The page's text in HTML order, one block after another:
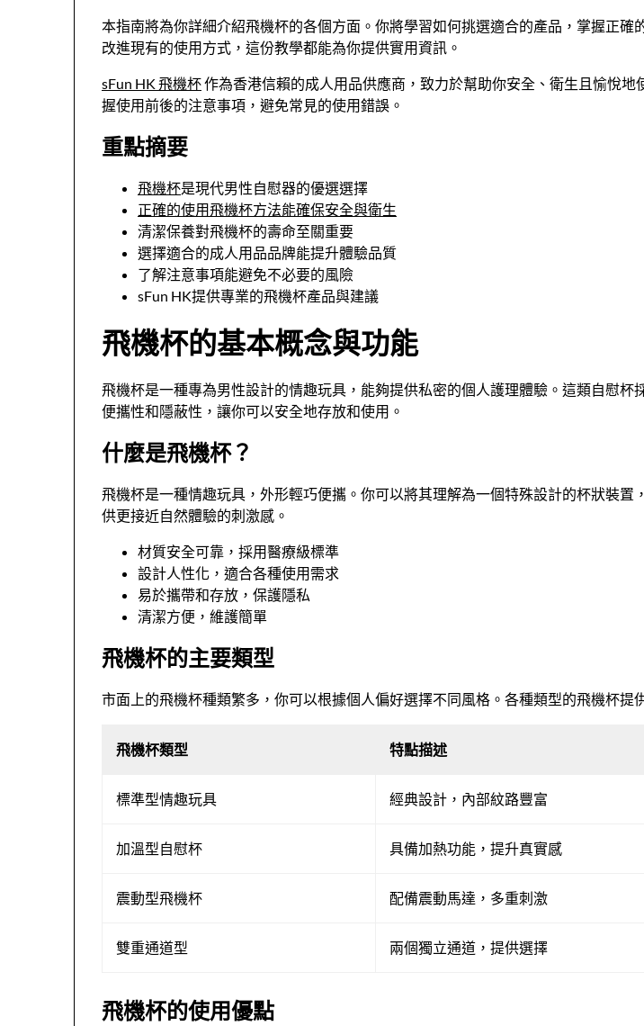
本指南將為你詳細介紹飛機杯的各個方面。你將學習如何挑選適合的產品，掌握正
改進現有的使用方式，這份教學都能為你提供實用資訊。
sFun HK 飛機杯作為香港信賴的成人用品供應商，致力於幫助你安全、衛生且愉悅
握使用前後的注意事項，避免常見的使用錯誤。
重點摘要
飛機杯是現代男性自慰器的優選選擇
正確的使用飛機杯方法能確保安全與衛生
清潔保養對飛機杯的壽命至關重要
選擇適合的成人用品品牌能提升體驗品質
了解注意事項能避免不必要的風險
sFun HK提供專業的飛機杯產品與建議
飛機杯的基本概念與功能
飛機杯是一種專為男性設計的情趣玩具，能夠提供私密的個人護理體驗。這類自慰
便攜性和隱蔽性，讓你可以安全地存放和使用。
什麼是飛機杯？
飛機杯是一種情趣玩具，外形輕巧便攜。你可以將其理解為一個特殊設計的杯狀裝
供更接近自然體驗的刺激感。
材質安全可靠，採用醫療級標準
設計人性化，適合各種使用需求
易於攜帶和存放，保護隱私
清潔方便，維護簡單
飛機杯的主要類型
市面上的飛機杯種類繁多，你可以根據個人偏好選擇不同風格。各種類型的飛機杯提
飛機杯類型 特點描述
標準型情趣玩具 經典設計，內部紋路豐富
加溫型自慰杯 具備加熱功能，提升真實感
震動型飛機杯 配備震動馬達，多重刺激
雙重通道型 兩個獨立通道，提供選擇
飛機杯的使用優點